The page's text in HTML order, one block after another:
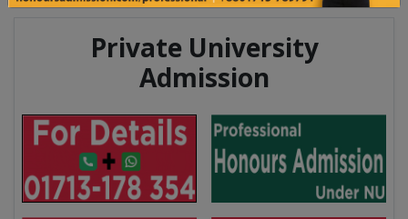
Private University
Admission